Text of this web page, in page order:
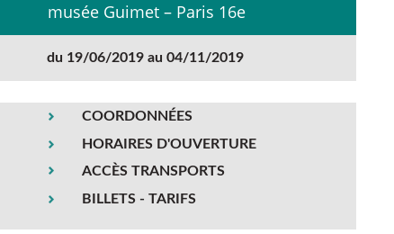
musée Guimet – Paris 16e
du 19/06/2019 au 04/11/2019
COORDONNÉES
HORAIRES D'OUVERTURE
ACCÈS TRANSPORTS
BILLETS - TARIFS